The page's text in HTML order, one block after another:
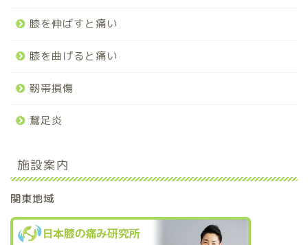
膝を伸ばすと痛い
膝を曲げると痛い
靭帯損傷
鵞足炎
施設案内
関東地域